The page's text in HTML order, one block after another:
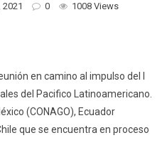
0 1008 Views
en camino al impulso del I
del Pacifico Latinoamericano.
(CONAGO), Ecuador
que se encuentra en proceso